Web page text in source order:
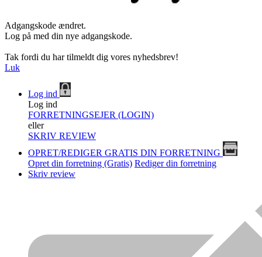
Adgangskode ændret.
Log på med din nye adgangskode.
Tak fordi du har tilmeldt dig vores nyhedsbrev!
Luk
Log ind
Log ind
FORRETNINGSEJER (LOGIN)
eller
SKRIV REVIEW
OPRET/REDIGER GRATIS DIN FORRETNING
Opret din forretning (Gratis) Rediger din forretning
Skriv review